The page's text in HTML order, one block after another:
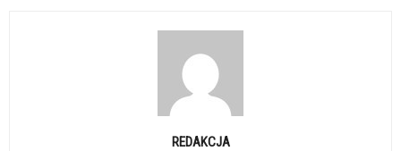
REDAKCJA